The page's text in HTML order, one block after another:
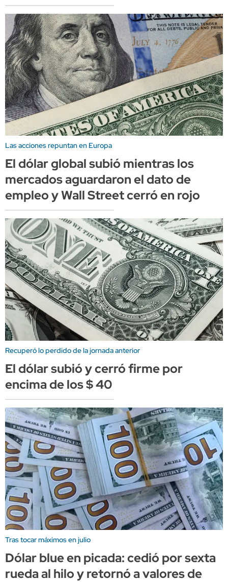
Las acciones repuntan en Europa
El dólar global subió mientras los
mercados aguardaron el dato de
empleo y Wall Street cerró en rojo
Recuperó lo perdido de la jornada anterior
El dólar subió y cerró firme por
encima de los $ 40
Tras tocar máximos en julio
Dólar blue en picada: cedió por sexta
rueda al hilo y retornó a valores de